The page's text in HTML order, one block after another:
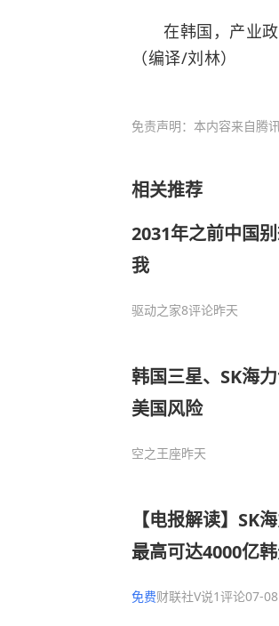
在韩国，产业
（编译/刘林）
免责声明：本内容来自腾
相关推荐
2031年之前中国
我
驱动之家8评论昨天
韩国三星、SK海
美国风险
空之王座昨天
【电报解读】SK
最高可达4000亿
免费财联社V说1评论07-08